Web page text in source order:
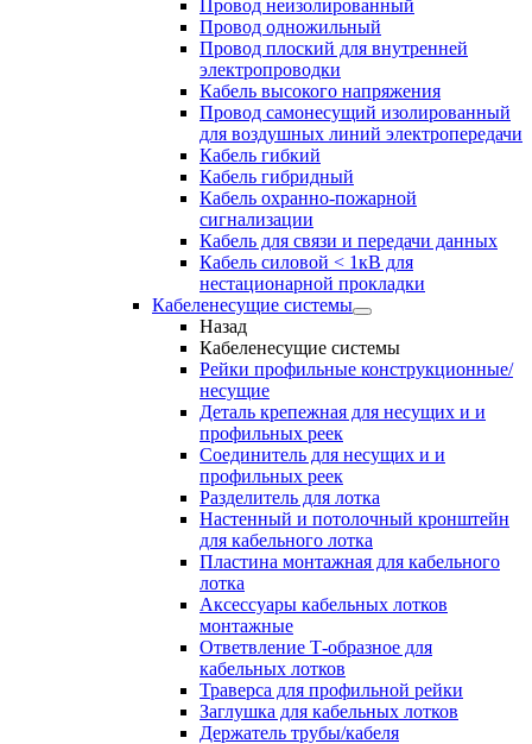
Провод неизолированный
Провод одножильный
Провод плоский для внутренней
электропроводки
Кабель высокого напряжения
Провод самонесущий изолированный
для воздушных линий электропередачи
Кабель гибкий
Кабель гибридный
Кабель охранно-пожарной
сигнализации
Кабель для связи и передачи данных
Кабель силовой < 1кВ для
нестационарной прокладки
Кабеленесущие системы
Назад
Кабеленесущие системы
Рейки профильные конструкционные/
несущие
Деталь крепежная для несущих и и
профильных реек
Соединитель для несущих и и
профильных реек
Разделитель для лотка
Настенный и потолочный кронштейн
для кабельного лотка
Пластина монтажная для кабельного
лотка
Аксессуары кабельных лотков
монтажные
Ответвление Т-образное для
кабельных лотков
Траверса для профильной рейки
Заглушка для кабельных лотков
Держатель трубы/кабеля